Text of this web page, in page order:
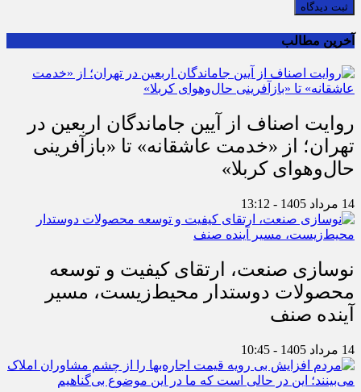
ثبت دیدگاه
آخرین مطالب
روایت اصناف از آیین جاماندگان اربعین در
تهران؛ از «خدمت عاشقانه» تا «بازآفرینی
حال‌وهوای کربلا»
14 مرداد 1405 - 13:12
نوسازی صنعت، ارتقای کیفیت و توسعه
محصولات دوستدار محیط‌زیست، مسیر
آینده صنف
14 مرداد 1405 - 10:45